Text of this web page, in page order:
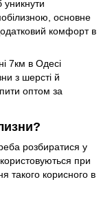
уникнути
основне
комфорт в
7км в Одесі
з шерсті й
оптом за
розбиратися у
при
такого корисного в